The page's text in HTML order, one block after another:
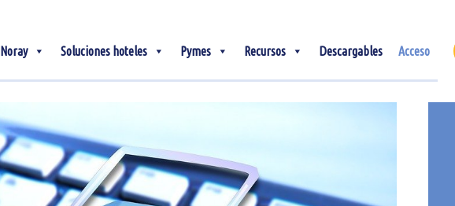
Noray Soluciones hoteles Pymes Recursos Descargables Acceso